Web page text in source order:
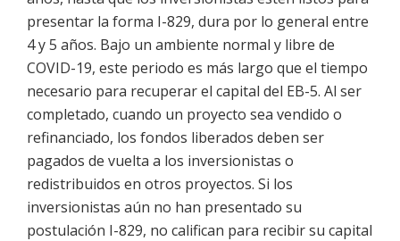
presentar la forma I-829, dura por lo general entre
4 y 5 años. Bajo un ambiente normal y libre de
COVID-19, este periodo es más largo que el tiempo
necesario para recuperar el capital del EB-5. Al ser
completado, cuando un proyecto sea vendido o
refinanciado, los fondos liberados deben ser
pagados de vuelta a los inversionistas o
redistribuidos en otros proyectos. Si los
inversionistas aún no han presentado su
postulación I-829, no califican para recibir su capital